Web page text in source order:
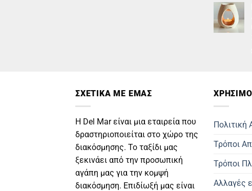
ΣΧΕΤΙΚΑ ΜΕ ΕΜΑΣ
Η Del Mar είναι μια εταιρεία που
δραστηριοποιείται στο χώρο της
διακόσμησης. Το ταξίδι μας
ξεκινάει από την προσωπική
αγάπη μας για την κομψή
διακόσμηση. Επιδίωξή μας είναι
Πολιτική
Τρόποι
Τρόποι
Αλλαγές